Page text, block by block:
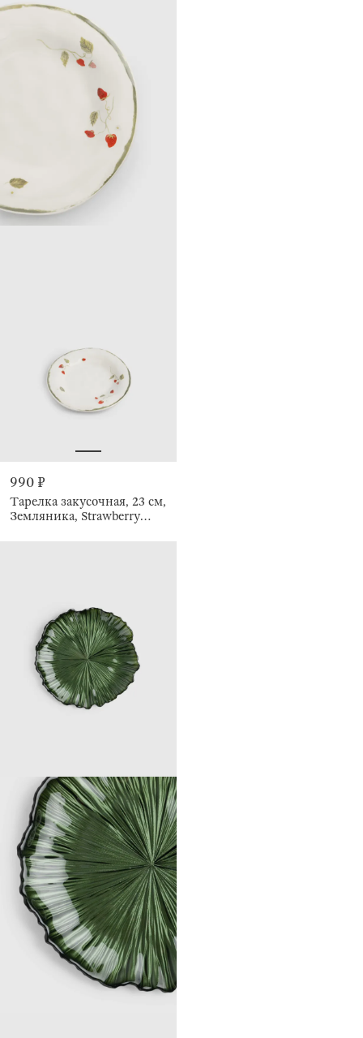
990 ₽
Тарелка закусочная, 23 см,
Земляника, Strawberry